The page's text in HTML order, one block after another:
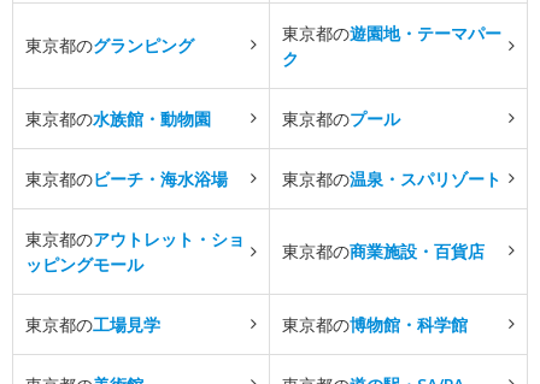
東京都のグランピング
東京都の遊園地・テーマパー
ク
東京都の水族館・動物園 東京都のプール
東京都のビーチ・海水浴場 東京都の温泉・スパリゾート
東京都のアウトレット・ショ
ッピングモール
東京都の商業施設・百貨店
東京都の工場見学 東京都の博物館・科学館